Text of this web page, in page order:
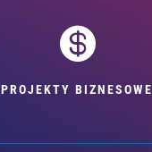

PROJEKTY BIZNESOWE